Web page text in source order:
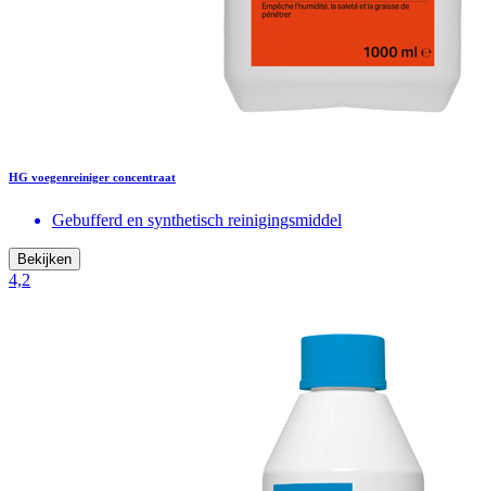
HG voegenreiniger concentraat
Gebufferd en synthetisch reinigingsmiddel
Bekijken
4,2